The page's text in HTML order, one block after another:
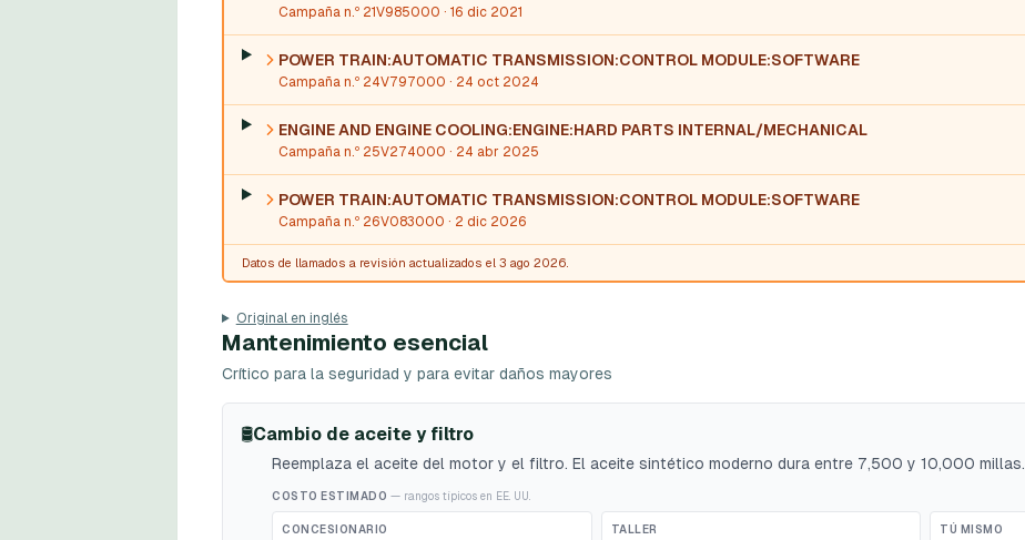
Campaña n.º 21V985000 · 16 dic 2021
POWER TRAIN:AUTOMATIC TRANSMISSION:CONTROL MODULE:SOFTWARE
Campaña n.º 24V797000 · 24 oct 2024
ENGINE AND ENGINE COOLING:ENGINE:HARD PARTS INTERNAL/MECHANICAL
Campaña n.º 25V274000 · 24 abr 2025
POWER TRAIN:AUTOMATIC TRANSMISSION:CONTROL MODULE:SOFTWARE
Campaña n.º 26V083000 · 2 dic 2026
Datos de llamados a revisión actualizados el 3 ago 2026.
Original en inglés
Mantenimiento esencial
Crítico para la seguridad y para evitar daños mayores
🛢️Cambio de aceite y filtro
Reemplaza el aceite del motor y el filtro. El aceite sintético moderno dura entre 7,500 y 10,000 millas.
COSTO ESTIMADO — rangos típicos en EE. UU.
CONCESIONARIO TALLER TÚ MISMO